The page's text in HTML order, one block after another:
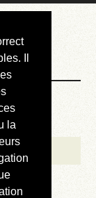
Il
la